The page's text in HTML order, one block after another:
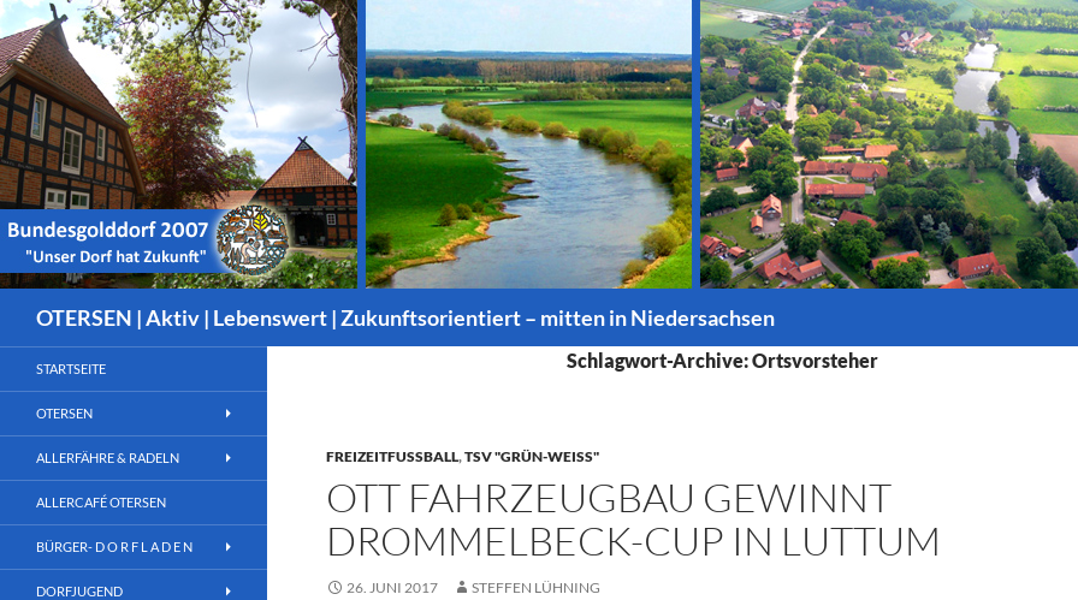
OTERSEN | Aktiv | Lebenswert | Zukunftsorientiert – mitten in Niedersachsen
Schlagwort-Archive: Ortsvorsteher
FREIZEITFUSSBALL,TSV "GRÜN-WEISS"
OTT FAHRZEUGBAU GEWINNT
DROMMELBECK-CUP IN LUTTUM
26. JUNI 2017 STEFFEN LÜHNING
STARTSEITE
OTERSEN
ALLERFÄHRE & RADELN
ALLERCAFÉ OTERSEN
BÜRGER- D O R F L A D E N
DORFJUGEND